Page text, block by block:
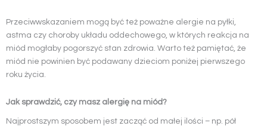
Przeciwwskazaniem mogą być też poważne alergie na pyłki,
astma czy choroby układu oddechowego, w których reakcja na
miód mogłaby pogorszyć stan zdrowia. Warto też pamiętać, że
miód nie powinien być podawany dzieciom poniżej pierwszego
roku życia.
Jak sprawdzić, czy masz alergię na miód?
Najprostszym sposobem jest zacząć od małej ilości – np. pół